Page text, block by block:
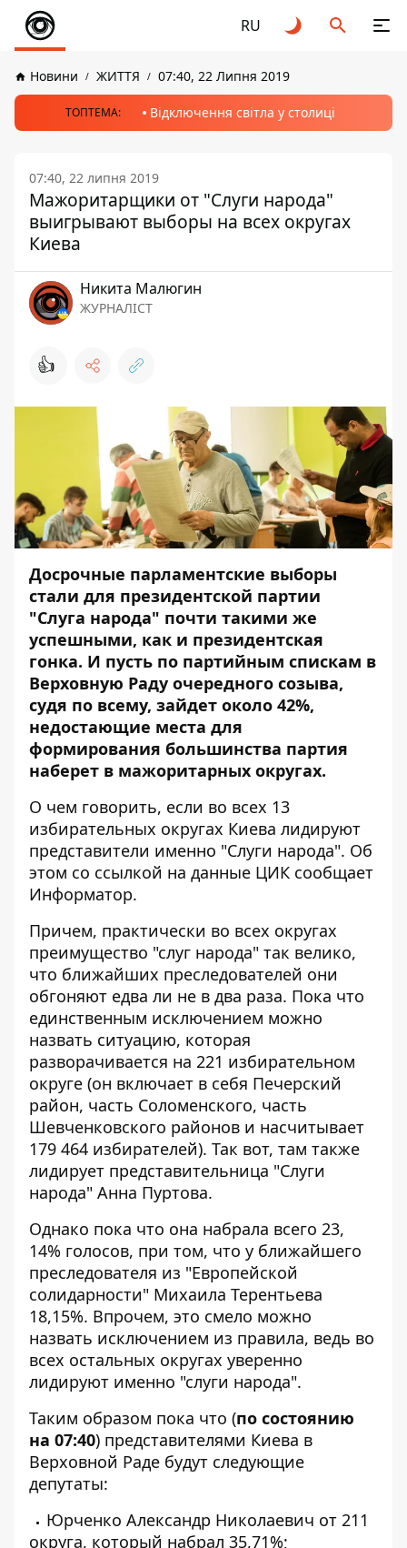
RU
Новини ЖИТТЯ 07:40, 22 Липня 2019
ТОПТЕМА: Відключення світла у столиці
07:40, 22 липня 2019
Мажоритарщики от "Слуги народа"
выигрывают выборы на всех округах
Киева
Никита Малюгин
ЖУРНАЛІСТ
👍
Досрочные парламентские выборы
стали для президентской партии
"Слуга народа" почти такими же
успешными, как и президентская
гонка. И пусть по партийным спискам в
Верховную Раду очередного созыва,
судя по всему, зайдет около 42%,
недостающие места для
формирования большинства партия
наберет в мажоритарных округах.
О чем говорить, если во всех 13
избирательных округах Киева лидируют
представители именно "Слуги народа". Об
этом со ссылкой на данные ЦИК сообщает
Информатор.
Причем, практически во всех округах
преимущество "слуг народа" так велико,
что ближайших преследователей они
обгоняют едва ли не в два раза. Пока что
единственным исключением можно
назвать ситуацию, которая
разворачивается на 221 избирательном
округе (он включает в себя Печерский
район, часть Соломенского, часть
Шевченковского районов и насчитывает
179 464 избирателей). Так вот, там также
лидирует представительница "Слуги
народа" Анна Пуртова.
Однако пока что она набрала всего 23,
14% голосов, при том, что у ближайшего
преследователя из "Европейской
солидарности" Михаила Терентьева
18,15%. Впрочем, это смело можно
назвать исключением из правила, ведь во
всех остальных округах уверенно
лидируют именно "слуги народа".
Таким образом пока что (по состоянию
на 07:40) представителями Киева в
Верховной Раде будут следующие
депутаты:
Юрченко Александр Николаевич от 211
округа, который набрал 35,71%;